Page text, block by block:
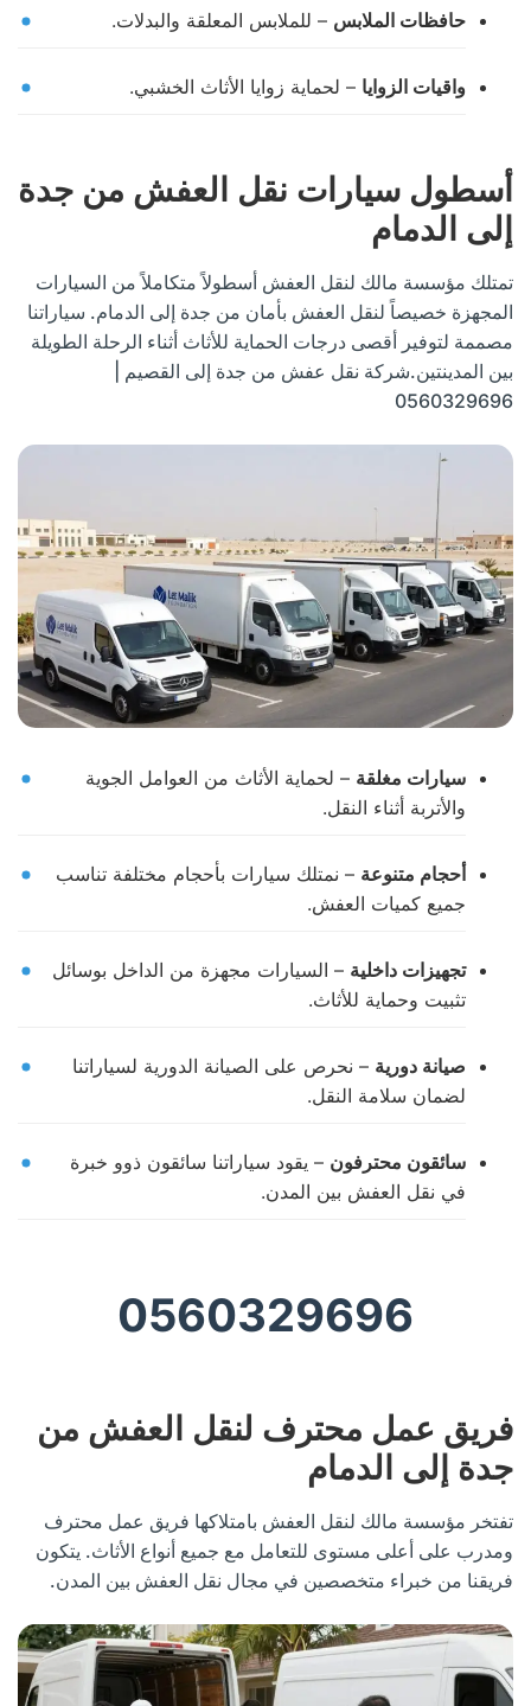
حافظات الملابس – للملابس المعلقة والبدلات.
واقيات الزوايا – لحماية زوايا الأثاث الخشبي.
أسطول سيارات نقل العفش من جدة
إلى الدمام
تمتلك مؤسسة مالك لنقل العفش أسطولاً متكاملاً من السيارات
المجهزة خصيصاً لنقل العفش بأمان من جدة إلى الدمام. سياراتنا
مصممة لتوفير أقصى درجات الحماية للأثاث أثناء الرحلة الطويلة
بين المدينتين.شركة نقل عفش من جدة إلى القصيم |
0560329696
سيارات مغلقة – لحماية الأثاث من العوامل الجوية
والأتربة أثناء النقل.
أحجام متنوعة – نمتلك سيارات بأحجام مختلفة تناسب
جميع كميات العفش.
تجهيزات داخلية – السيارات مجهزة من الداخل بوسائل
تثبيت وحماية للأثاث.
صيانة دورية – نحرص على الصيانة الدورية لسياراتنا
لضمان سلامة النقل.
سائقون محترفون – يقود سياراتنا سائقون ذوو خبرة
في نقل العفش بين المدن.
0560329696
فريق عمل محترف لنقل العفش من
جدة إلى الدمام
تفتخر مؤسسة مالك لنقل العفش بامتلاكها فريق عمل محترف
ومدرب على أعلى مستوى للتعامل مع جميع أنواع الأثاث. يتكون
فريقنا من خبراء متخصصين في مجال نقل العفش بين المدن.